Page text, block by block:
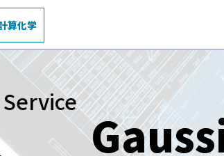
算化学
・DL・AI 製品&サービス